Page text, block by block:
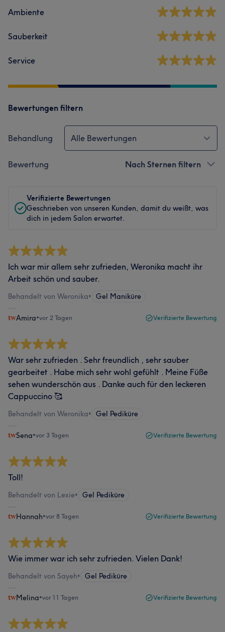
Ambiente
Sauberkeit
Service
Bewertungen filtern
Behandlung Alle Bewertungen
Bewertung Nach Sternen filtern
Verifizierte Bewertungen
Geschrieben von unseren Kunden, damit du weißt, was
dich in jedem Salon erwartet.
Ich war mir allem sehr zufrieden, Weronika macht ihr
Arbeit schön und sauber.
Behandelt von Weronika• Gel Maniküre
Amira•vor 2 Tagen Verifizierte Bewertung
War sehr zufrieden . Sehr freundlich , sehr sauber
gearbeitet . Habe mich sehr wohl gefühlt . Meine Füße
sehen wunderschön aus . Danke auch für den leckeren
Cappuccino 🥰
Behandelt von Weronika• Gel Pediküre
Sena•vor 3 Tagen Verifizierte Bewertung
Toll!
Behandelt von Lexie• Gel Pediküre
Hannah•vor 8 Tagen Verifizierte Bewertung
Wie immer war ich sehr zufrieden. Vielen Dank!
Behandelt von Sayeh• Gel Pediküre
Melina•vor 11 Tagen Verifizierte Bewertung